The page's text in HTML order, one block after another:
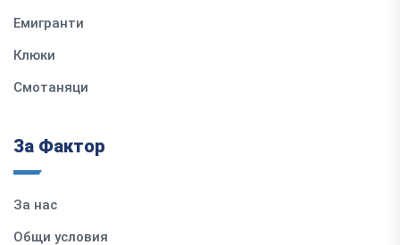
Емигранти
Клюки
Смотаняци
За Фактор
За нас
Общи условия